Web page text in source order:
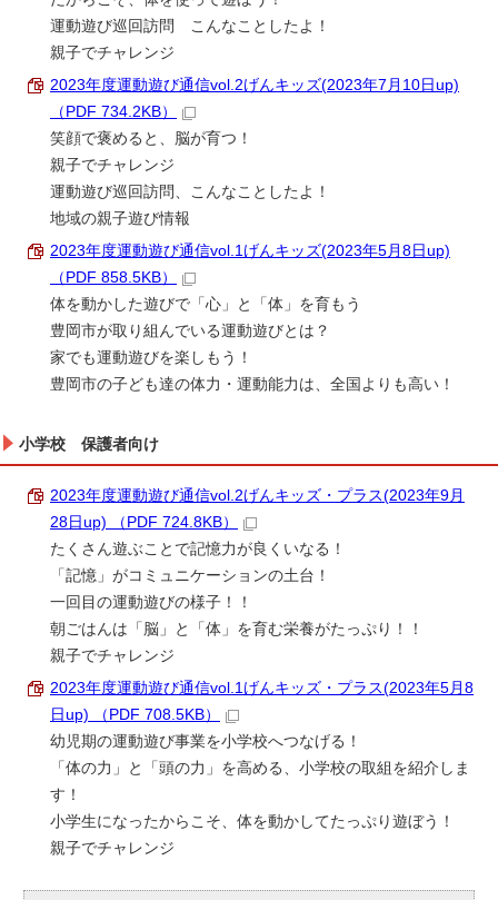
運動遊び巡回訪問 こんなことしたよ！
親子でチャレンジ
2023年度運動遊び通信vol.2げんキッズ(2023年7月10日up)
（PDF 734.2KB）
笑顔で褒めると、脳が育つ！
親子でチャレンジ
運動遊び巡回訪問、こんなことしたよ！
地域の親子遊び情報
2023年度運動遊び通信vol.1げんキッズ(2023年5月8日up)
（PDF 858.5KB）
体を動かした遊びで「心」と「体」を育もう
豊岡市が取り組んでいる運動遊びとは？
家でも運動遊びを楽しもう！
豊岡市の子ども達の体力・運動能力は、全国よりも高い！
小学校 保護者向け
2023年度運動遊び通信vol.2げんキッズ・プラス(2023年9月
28日up) （PDF 724.8KB）
たくさん遊ぶことで記憶力が良くいなる！
「記憶」がコミュニケーションの土台！
一回目の運動遊びの様子！！
朝ごはんは「脳」と「体」を育む栄養がたっぷり！！
親子でチャレンジ
2023年度運動遊び通信vol.1げんキッズ・プラス(2023年5月8
日up) （PDF 708.5KB）
幼児期の運動遊び事業を小学校へつなげる！
「体の力」と「頭の力」を高める、小学校の取組を紹介しま
す！
小学生になったからこそ、体を動かしてたっぷり遊ぼう！
親子でチャレンジ